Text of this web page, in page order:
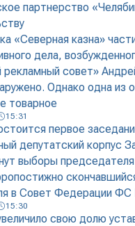
партнерство
«Северная казна»
дела,
рекламный совет»
Однако одна
товарное
15:31
первое
депутатский корпус
выборы
в Совет Федерации
15:30
свою долю